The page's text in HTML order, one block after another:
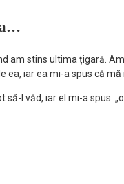
am stins ultima țigară.
iar ea mi-a spus că mă
l văd, iar el mi-a spus: